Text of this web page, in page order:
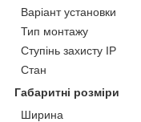
Варіант установки
Тип монтажу
Ступінь захисту IP
Стан
Габаритні розміри
Ширина